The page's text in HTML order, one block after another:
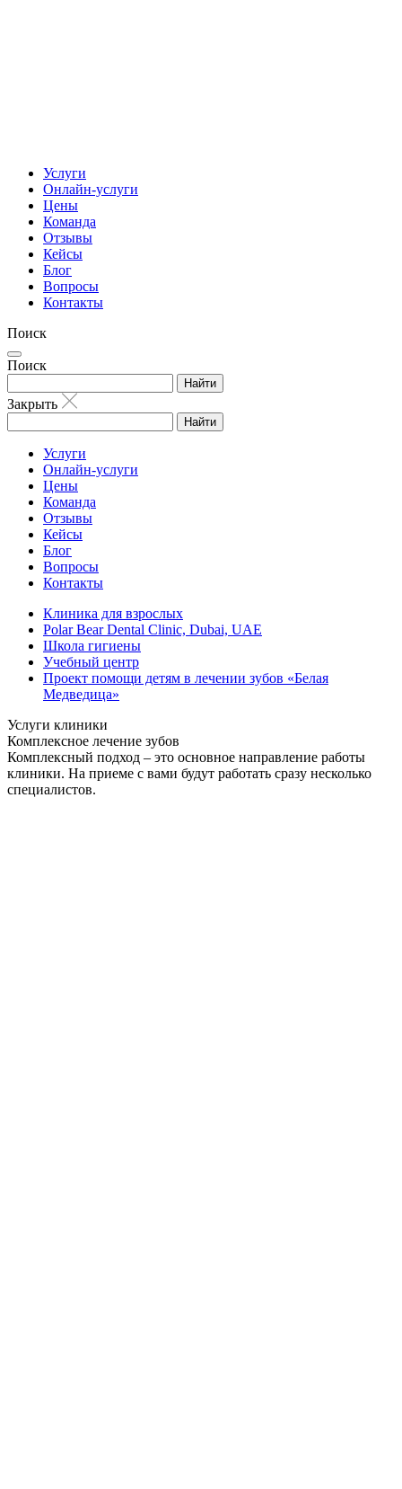
Услуги
Онлайн-услуги
Цены
Команда
Отзывы
Кейсы
Блог
Вопросы
Контакты
Поиск
Поиск
Найти
Закрыть
Найти
Услуги
Онлайн-услуги
Цены
Команда
Отзывы
Кейсы
Блог
Вопросы
Контакты
Клиника для взрослых
Polar Bear Dental Clinic, Dubai, UAE
Школа гигиены
Учебный центр
Проект помощи детям в лечении зубов «Белая
Медведица»
Услуги клиники
Комплексное лечение зубов
Комплексный подход – это основное направление работы
клиники. На приеме с вами будут работать сразу несколько
специалистов.